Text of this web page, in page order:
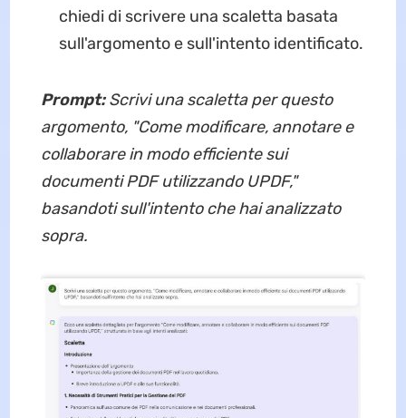
chiedi di scrivere una scaletta basata
sull'argomento e sull'intento identificato.
Prompt: Scrivi una scaletta per questo
argomento, "Come modificare, annotare e
collaborare in modo efficiente sui
documenti PDF utilizzando UPDF,"
basandoti sull'intento che hai analizzato
sopra.